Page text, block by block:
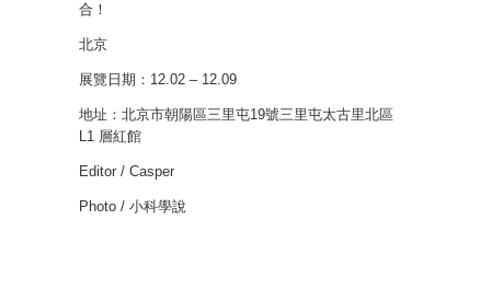
合！
北京
展覽日期：12.02 – 12.09
地址：北京市朝陽區三里屯19號三里屯太古里北區
L1 層紅館
Editor / Casper
Photo / 小科學說